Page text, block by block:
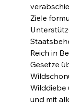
Ziele
Reich in
Gesetze
Wilddiebe
und mit